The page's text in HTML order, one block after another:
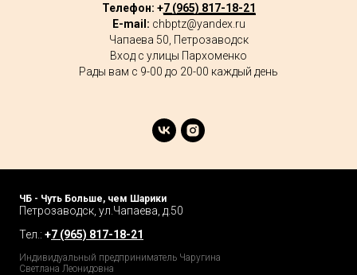
Телефон: +7 (965) 817-18-21
E-mail: chbptz@yandex.ru
Чапаева 50, Петрозаводск
Вход с улицы Пархоменко
Рады вам с 9-00 до 20-00 каждый день
ЧБ - Чуть Больше, чем Шарики
Петрозаводск, ул.Чапаева, д.50
Тел.: +7 (965) 817-18-21
Индивидуальный предприниматель Чаругина
Светлана Леонидовна